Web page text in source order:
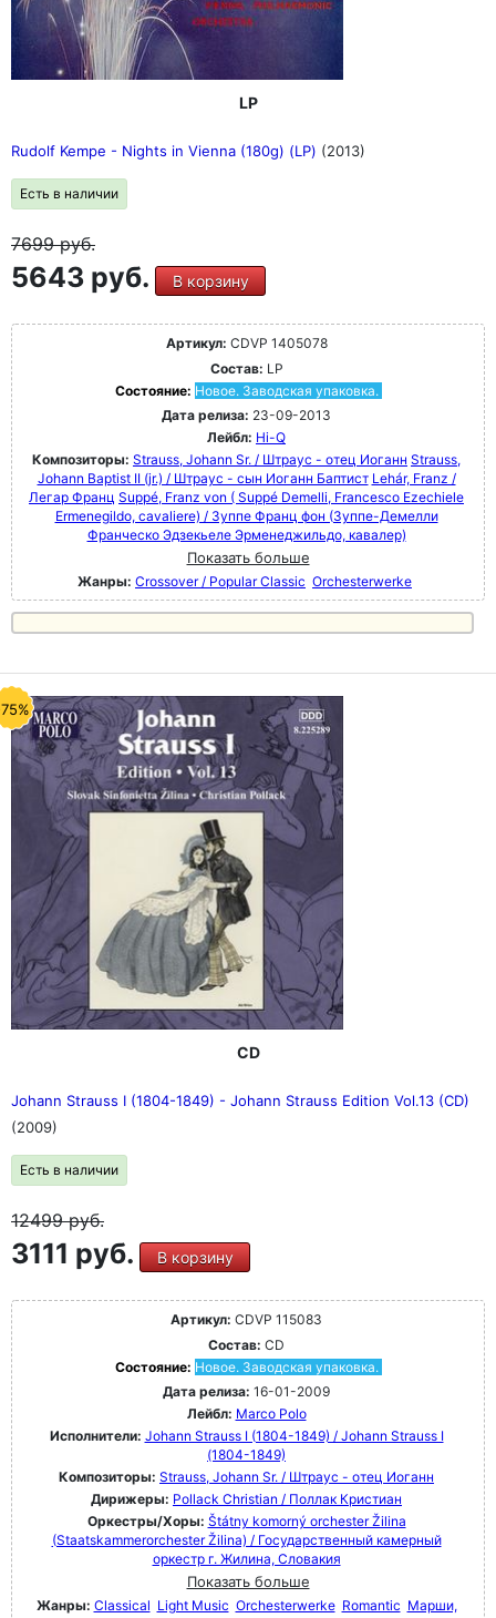
LP
Rudolf Kempe - Nights in Vienna (180g) (LP) (2013)
Есть в наличии
7699руб.
5643 руб. В корзину
Артикул: CDVP 1405078
Состав: LP
Состояние: Новое. Заводская упаковка.
Дата релиза: 23-09-2013
Лейбл: Hi-Q
Композиторы: Strauss, Johann Sr. / Штраус - отец Иоганн Strauss,
Johann Baptist II (jr.) / Штраус - сын Иоганн Баптист Lehár, Franz /
Легар Франц Suppé, Franz von ( Suppé Demelli, Francesco Ezechiele
Ermenegildo, cavaliere) / Зуппе Франц фон (Зуппе-Демелли
Франческо Эдзекьеле Эрменеджильдо, кавалер)
Показать больше
Жанры: Crossover / Popular Classic Orchesterwerke
CD
Johann Strauss I (1804-1849) - Johann Strauss Edition Vol.13 (CD)
(2009)
Есть в наличии
12499руб.
3111 руб. В корзину
Артикул: CDVP 115083
Состав: CD
Состояние: Новое. Заводская упаковка.
Дата релиза: 16-01-2009
Лейбл: Marco Polo
Исполнители: Johann Strauss I (1804-1849) / Johann Strauss I
(1804-1849)
Композиторы: Strauss, Johann Sr. / Штраус - отец Иоганн
Дирижеры: Pollack Christian / Поллак Кристиан
Оркестры/Хоры: Štátny komorný orchester Žilina
(Staatskammerorchester Žilina) / Государственный камерный
оркестр г. Жилина, Словакия
Показать больше
Жанры: Classical Light Music Orchesterwerke Romantic Марши,